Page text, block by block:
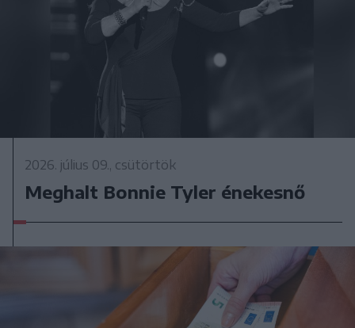
2026. július 09., csütörtök
Meghalt Bonnie Tyler énekesnő